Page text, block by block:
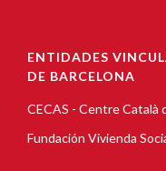
ENTIDADES
DE BARCELONA
CECAS - Centre Català
Fundación Vivienda